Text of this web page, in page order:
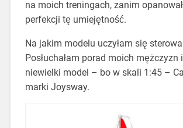
na moich treningach, zanim
perfekcji tę umiejętność.
Na jakim modelu uczyłam się
Posłuchałam porad moich mężczyzn
niewielki model – bo w skali 1:45 –
marki Joysway.